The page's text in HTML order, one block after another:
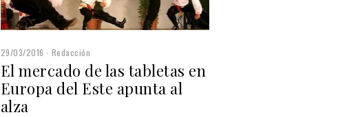
29/03/2016 Redacción
El mercado de las tabletas en
Europa del Este apunta al
alza